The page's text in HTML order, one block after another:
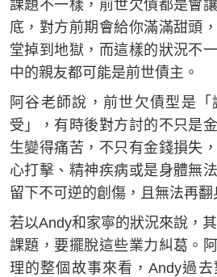
課題不一樣，前世欠債都是會
底，對方前期會給你滿滿甜頭
堂掉到地獄，而這樣的狀況不
中的親友都可能是前世債主。
阿谷老師說，前世欠債型是
受」，有時後對方討的不只是
生變得痛苦，不只有金錢損失
心打擊、精神疾病或是身體無
留下不可逆的創傷，且無法再翻
若以Andy和家寧的狀況來說，
課題，要擺脫這些業力糾葛。
理的整個故事來看，Andy過